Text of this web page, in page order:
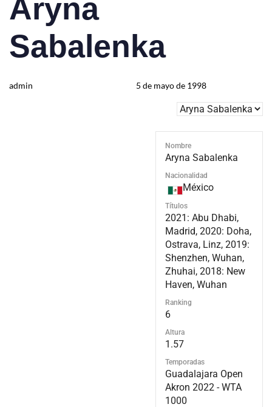
Aryna
Sabalenka
admin 5 de mayo de 1998
Nombre
Aryna Sabalenka
Nacionalidad
México
Títulos
2021: Abu Dhabi,
Madrid, 2020: Doha,
Ostrava, Linz, 2019:
Shenzhen, Wuhan,
Zhuhai, 2018: New
Haven, Wuhan
Ranking
6
Altura
1.57
Temporadas
Guadalajara Open
Akron 2022 - WTA
1000